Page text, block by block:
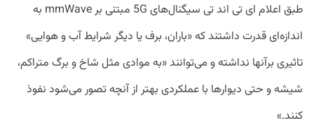
طبق اعلام ای تی اند تی سیگنال‌های 5G مبتنی بر mmWave به
اندازه‌ای قدرت داشتند که «باران، برف یا دیگر شرایط آب و هوایی»
تاثیری برآنها نداشته و می‌توانند «به موادی مثل شاخ و برگ متراکم،
شیشه و حتی دیوار‌ها با عملکردی بهتر از آنچه تصور می‌شود نفوذ
کنند.»